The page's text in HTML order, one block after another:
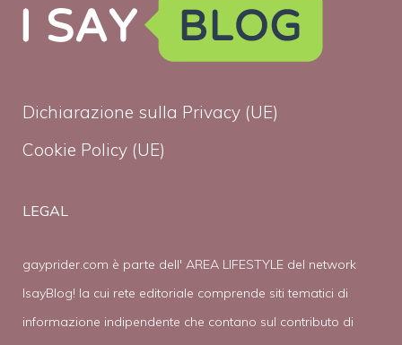
Dichiarazione sulla Privacy (UE)
Cookie Policy (UE)
LEGAL
gayprider.com è parte dell' AREA LIFESTYLE del network
IsayBlog! la cui rete editoriale comprende siti tematici di
informazione indipendente che contano sul contributo di